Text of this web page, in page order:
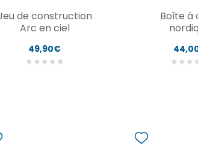
de construction
Arc en ciel
49,90€
★ ★ ★ ★ ★
Boîte à
★ ★ ★